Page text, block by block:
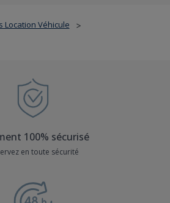
Location Véhicule >
100% sécurisé
en toute sécurité